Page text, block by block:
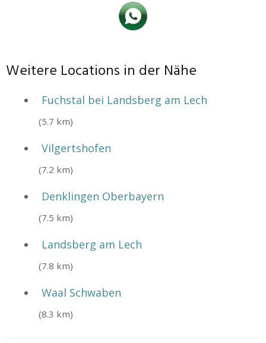
Weitere Locations in der Nähe
Fuchstal bei Landsberg am Lech
(5.7 km)
Vilgertshofen
(7.2 km)
Denklingen Oberbayern
(7.5 km)
Landsberg am Lech
(7.8 km)
Waal Schwaben
(8.3 km)